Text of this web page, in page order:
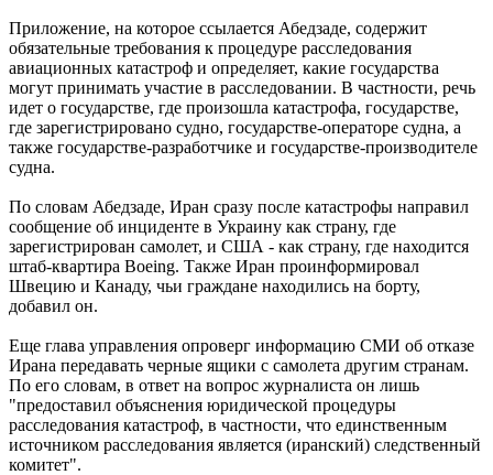
Приложение, на которое ссылается Абедзаде, содержит
обязательные требования к процедуре расследования
авиационных катастроф и определяет, какие государства
могут принимать участие в расследовании. В частности, речь
идет о государстве, где произошла катастрофа, государстве,
где зарегистрировано судно, государстве-операторе судна, а
также государстве-разработчике и государстве-производителе
судна.
По словам Абедзаде, Иран сразу после катастрофы направил
сообщение об инциденте в Украину как страну, где
зарегистрирован самолет, и США - как страну, где находится
штаб-квартира Boeing. Также Иран проинформировал
Швецию и Канаду, чьи граждане находились на борту,
добавил он.
Еще глава управления опроверг информацию СМИ об отказе
Ирана передавать черные ящики с самолета другим странам.
По его словам, в ответ на вопрос журналиста он лишь
"предоставил объяснения юридической процедуры
расследования катастроф, в частности, что единственным
источником расследования является (иранский) следственный
комитет".